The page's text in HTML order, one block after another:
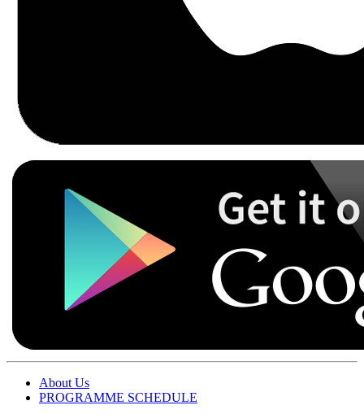
About Us
PROGRAMME SCHEDULE